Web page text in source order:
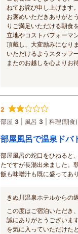
ねてお詫び申し上げます
お褒めいただきありがと
りご満足いただける朝食
立地やコストパフォーマ
頂戴し、大変励みになり
いただけるようスタッフ
またのお越しを心よりお
2
部屋 3 風呂 3 料理(朝食)
部屋風呂で温泉ドバ
部屋風呂の蛇口をひねると
たですが長湯出来ました。
飯も味噌汁も既に盛ってあ
きぬ川温泉ホテルからの
この度はご宿泊いただき
誠にありがとうございま
を気に入っていただけた